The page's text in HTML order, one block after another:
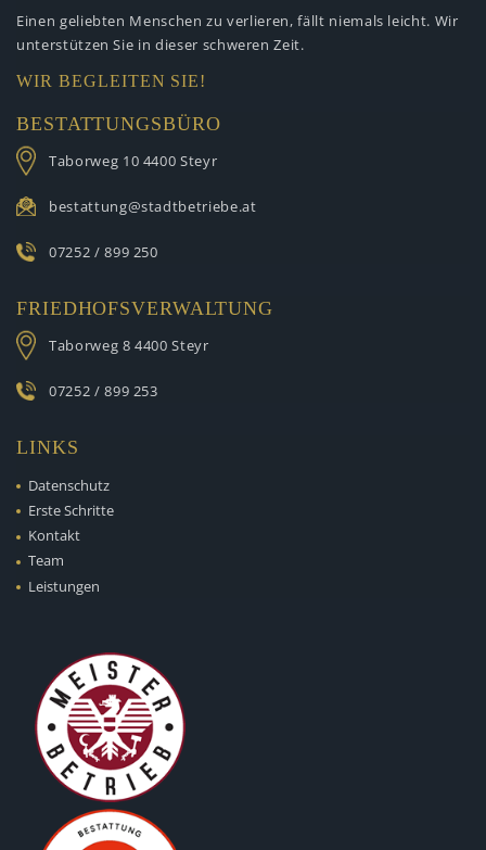
Einen geliebten Menschen zu verlieren, fällt niemals leicht. Wir
unterstützen Sie in dieser schweren Zeit.
WIR BEGLEITEN SIE!
BESTATTUNGSBÜRO
Taborweg 10 4400 Steyr
bestattung@stadtbetriebe.at
07252 / 899 250
FRIEDHOFSVERWALTUNG
Taborweg 8 4400 Steyr
07252 / 899 253
LINKS
Datenschutz
Erste Schritte
Kontakt
Team
Leistungen